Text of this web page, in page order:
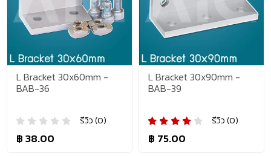
L Bracket 30x60mm -
BAB-36
รีวิว (0)
฿ 38.00
L Bracket 30x90mm -
BAB-39
รีวิว (0)
฿ 75.00